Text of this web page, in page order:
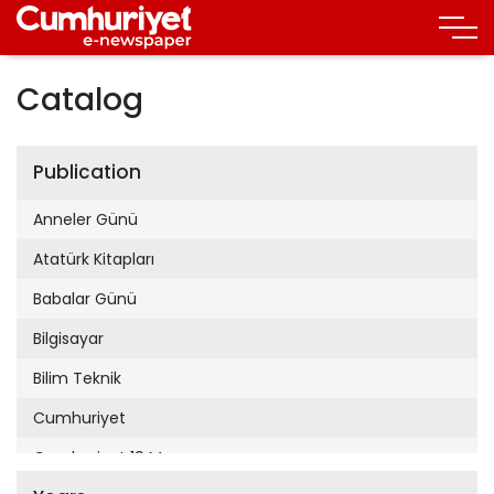
Catalog
Publication
Anneler Günü
Atatürk Kitapları
Babalar Günü
Bilgisayar
Bilim Teknik
Cumhuriyet
Cumhuriyet 19 Mayıs